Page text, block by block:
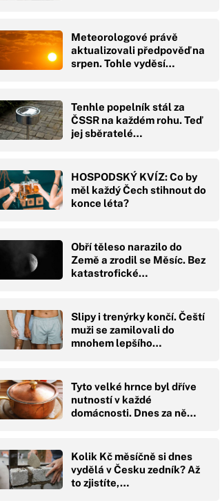
Meteorologové právě
aktualizovali předpověď na
srpen. Tohle vyděsí…
Tenhle popelník stál za
ČSSR na každém rohu. Teď
jej sběratelé…
HOSPODSKÝ KVÍZ: Co by
měl každý Čech stihnout do
konce léta?
Obří těleso narazilo do
Země a zrodil se Měsíc. Bez
katastrofické…
Slipy i trenýrky končí. Čeští
muži se zamilovali do
mnohem lepšího…
Tyto velké hrnce byl dříve
nutností v každé
domácnosti. Dnes za ně…
Kolik Kč měsíčně si dnes
vydělá v Česku zedník? Až
to zjistíte,…